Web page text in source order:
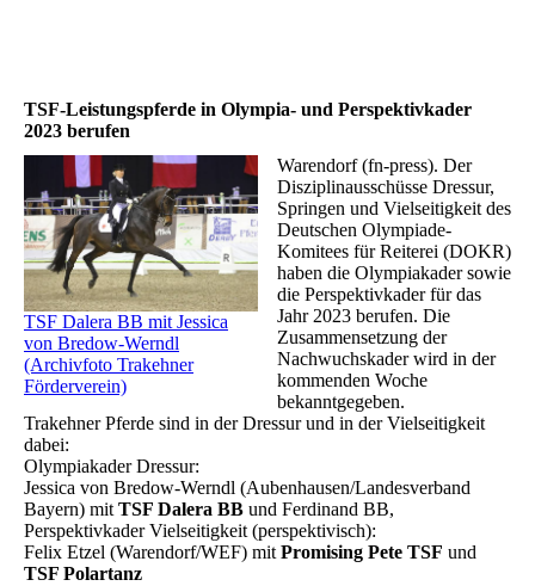
TSF-Leistungspferde in Olympia- und Perspektivkader
2023 berufen
TSF Dalera BB mit Jessica
von Bredow-Werndl
(Archivfoto Trakehner
Förderverein)
Warendorf (fn-press). Der
Disziplinausschüsse Dressur,
Springen und Vielseitigkeit des
Deutschen Olympiade-
Komitees für Reiterei (DOKR)
haben die Olympiakader sowie
die Perspektivkader für das
Jahr 2023 berufen. Die
Zusammensetzung der
Nachwuchskader wird in der
kommenden Woche
bekanntgegeben.
Trakehner Pferde sind in der Dressur und in der Vielseitigkeit
dabei:
Olympiakader Dressur:
Jessica von Bredow-Werndl (Aubenhausen/Landesverband
Bayern) mitTSF Dalera BB und Ferdinand BB,
Perspektivkader Vielseitigkeit (perspektivisch):
Felix Etzel (Warendorf/WEF) mitPromising Pete TSF und
TSF Polartanz